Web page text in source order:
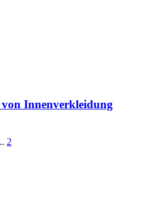
Innenverkleidung
2